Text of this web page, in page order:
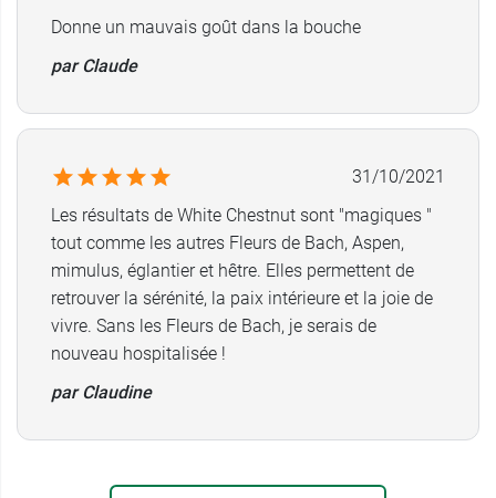
Donne un mauvais goût dans la bouche
par Claude
31/10/2021
Les résultats de White Chestnut sont "magiques "
tout comme les autres Fleurs de Bach, Aspen,
mimulus, églantier et hêtre. Elles permettent de
retrouver la sérénité, la paix intérieure et la joie de
vivre. Sans les Fleurs de Bach, je serais de
nouveau hospitalisée !
par Claudine